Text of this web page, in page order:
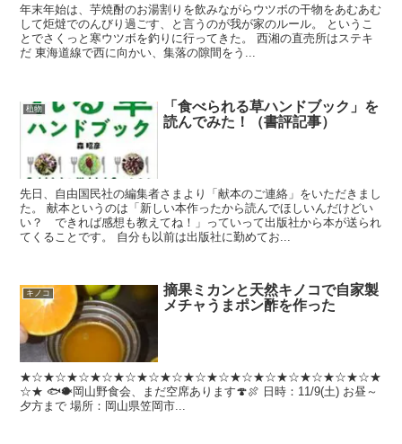
年末年始は、芋焼酎のお湯割りを飲みながらウツボの干物をあむあむ
して炬燵でのんびり過ごす、と言うのが我が家のルール。 というこ
とでさくっと寒ウツボを釣りに行ってきた。 西湘の直売所はステキ
だ 東海道線で西に向かい、集落の隙間をう...
植物
「食べられる草ハンドブック」を
読んでみた！（書評記事）
先日、自由国民社の編集者さまより「献本のご連絡」をいただきまし
た。 献本というのは「新しい本作ったから読んでほしいんだけどい
い？ できれば感想も教えてね！」っていって出版社から本が送られ
てくることです。 自分も以前は出版社に勤めてお...
キノコ
摘果ミカンと天然キノコで自家製
メチャうまポン酢を作った
★☆★☆★☆★☆★☆★☆★☆★☆★☆★☆★☆★☆★☆★☆★☆★
☆★ 🐟🐡岡山野食会、まだ空席あります🍄🍖 日時：11/9(土) お昼～
夕方まで 場所：岡山県笠岡市...